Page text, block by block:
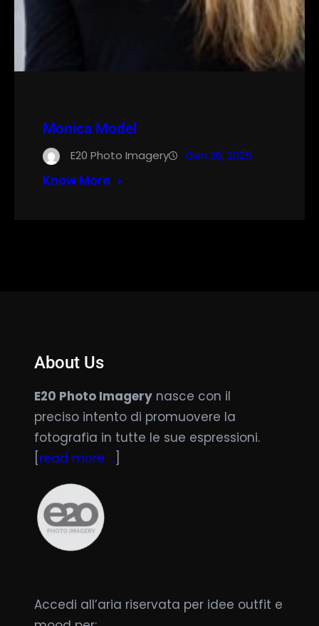
Monica Model
E20 Photo Imagery Gen 26, 2025
Know More
About Us
E20 Photo Imagery nasce con il
preciso intento di promuovere la
fotografia in tutte le sue espressioni.
read more …
Accedi all’aria riservata per idee outfit e